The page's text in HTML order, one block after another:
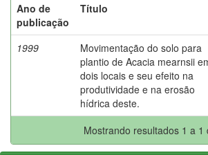
Ano de
publicação
Título
1999
Movimentação do solo para
plantio de Acacia mearnsii
dois locais e seu efeito na
produtividade e na erosão
hídrica deste.
Mostrando resultados 1 a 1